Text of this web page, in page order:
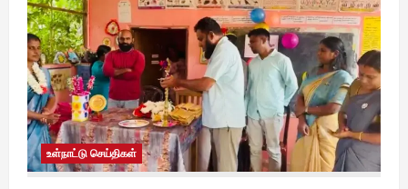
உள்நாட்டு செய்திகள்